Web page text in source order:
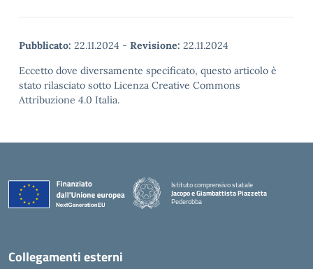
Pubblicato: 22.11.2024 - Revisione: 22.11.2024
Eccetto dove diversamente specificato, questo articolo è
stato rilasciato sotto Licenza Creative Commons
Attribuzione 4.0 Italia.
Istituto comprensivo statale
Jacopo e Giambattista Piazzetta
Pederobba
Collegamenti esterni